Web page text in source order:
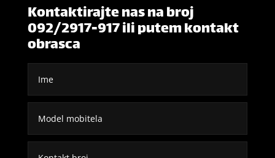
Kontaktirajte nas na broj
092/2917-917 ili putem kontakt
obrasca